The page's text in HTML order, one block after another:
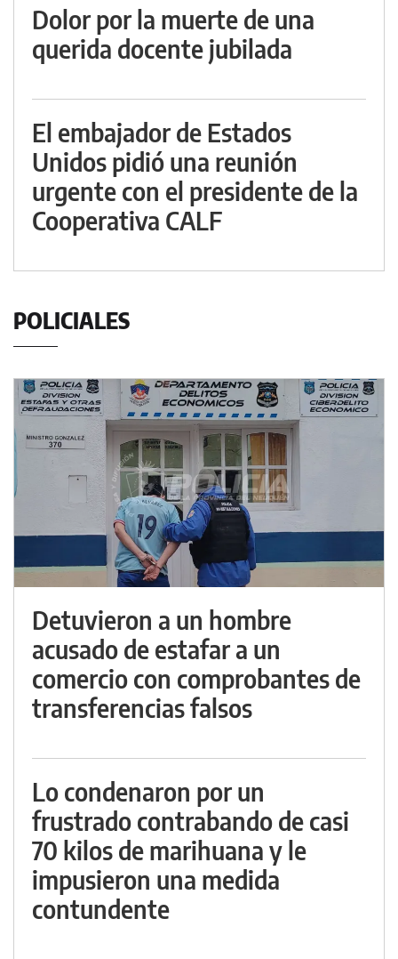
Dolor por la muerte de una
querida docente jubilada
El embajador de Estados
Unidos pidió una reunión
urgente con el presidente de la
Cooperativa CALF
POLICIALES
Detuvieron a un hombre
acusado de estafar a un
comercio con comprobantes de
transferencias falsos
Lo condenaron por un
frustrado contrabando de casi
70 kilos de marihuana y le
impusieron una medida
contundente